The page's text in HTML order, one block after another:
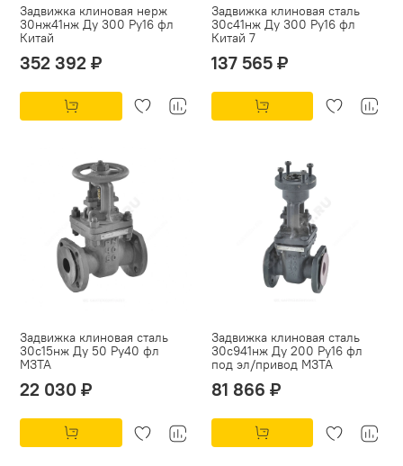
Задвижка клиновая нерж
30нж41нж Ду 300 Ру16 фл
Китай
352 392 ₽
Задвижка клиновая сталь
30с41нж Ду 300 Ру16 фл
Китай 7
137 565 ₽
Задвижка клиновая сталь
30с15нж Ду 50 Ру40 фл
МЗТА
22 030 ₽
Задвижка клиновая сталь
30с941нж Ду 200 Ру16 фл
под эл/привод МЗТА
81 866 ₽